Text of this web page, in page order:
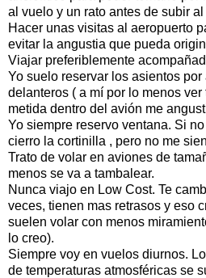
al vuelo y un rato antes de subir al
Hacer unas visitas al aeropuerto
evitar la angustia que pueda
Viajar preferiblemente
Yo suelo reservar los asientos
delanteros ( a mí por lo menos
metida dentro del avión me
Yo siempre reservo ventana. Si
cierro la cortinilla , pero no me
Trato de volar en aviones de
menos se va a tambalear.
Nunca viajo en Low Cost. Te
veces, tienen mas retrasos y eso
suelen volar con menos
lo creo).
Siempre voy en vuelos diurnos.
de temperaturas atmosféricas se